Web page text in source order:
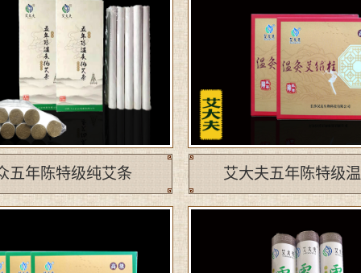
五年陈特级纯艾条 艾大夫五年陈特级